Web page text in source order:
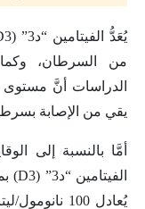
من السرطان، وكما
يقي من الإصابة
أمَّا بالنسبة إلى
يُعادل 100